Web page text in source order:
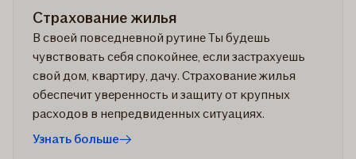
Страхование жилья
В своей повседневной рутине Ты будешь
чувствовать себя спокойнее, если застрахуешь
свой дом, квартиру, дачу. Страхование жилья
обеспечит уверенность и защиту от крупных
расходов в непредвиденных ситуациях.
Узнать больше